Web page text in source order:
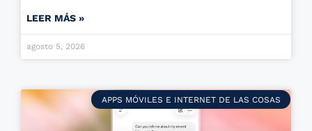
LEER MÁS »
agosto 5, 2026
APPS MÓVILES E INTERNET DE LAS COSAS